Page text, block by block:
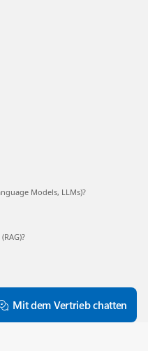
Models, LLMs)?
Mit dem Vertrieb chatten